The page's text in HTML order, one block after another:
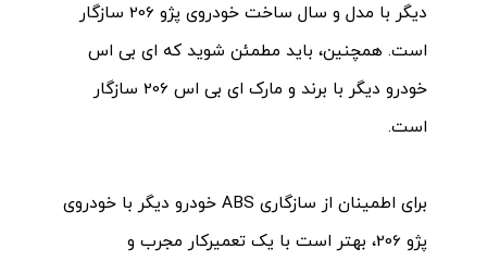
دیگر با مدل و سال ساخت خودروی پژو 206 سازگار
است. همچنین، باید مطمئن شوید که ای بی اس
خودرو دیگر با برند و مارک ای بی اس 206 سازگار
است.
برای اطمینان از سازگاری ABS خودرو دیگر با خودروی
پژو 206، بهتر است با یک تعمیرکار مجرب و